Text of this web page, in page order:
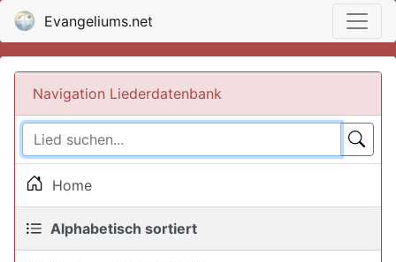
Evangeliums.net
Navigation Liederdatenbank
Home
Alphabetisch sortiert